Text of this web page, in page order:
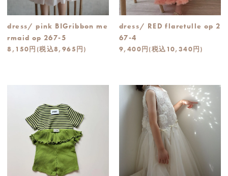
dress/ pink BIGribbon me
rmaid op 267-5
8,150円(税込8,965円)
dress/ RED flaretulle op 2
67-4
9,400円(税込10,340円)